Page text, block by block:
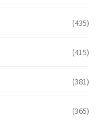
(435)
(415)
(381)
(365)